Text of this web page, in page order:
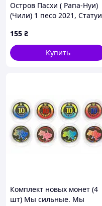
Остров Пасхи ( Рапа-Нуи)
(Чили) 1 песо 2021, Статуи
155 ₴
Купить
Комплект новых монет (4
шт) Мы сильные. Мы